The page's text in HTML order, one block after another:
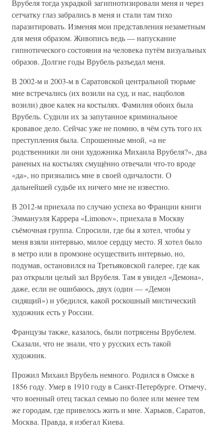
Врубеля тогда украдкой загипнотизировали меня и через
сетчатку глаз забрались в меня и стали там тихо
паразитировать. Изменяя мои представления незаметным
для меня образом. Живопись ведь — напускание
гипнотического состояния на человека путём визуальных
образов. Долгие годы Врубель разъедал меня.
В 2002-м и 2003-м в Саратовской центральной тюрьме
мне встречались (их возили на суд, и нас, нацболов
возили) двое калек на костылях. Фамилия обоих была
Врубель. Судили их за запутанное криминальное
кровавое дело. Сейчас уже не помню, в чём суть того их
преступления была. Спрошенные мной, «а не
родственники ли они художника Михаила Врубеля?», два
раненых на костылях смущённо отвечали что-то вроде
«да», но признались мне в своей одичалости. О
дальнейшей судьбе их ничего мне не известно.
В 2012-м приехала по случаю успеха во Франции книги
Эммануэля Каррера «Limonov», приехала в Москву
съёмочная группа. Спросили, где бы я хотел, чтобы у
меня взяли интервью, милое сердцу место. Я хотел было
в метро или в промзоне осуществить интервью, но,
подумав, остановился на Третьяковской галерее, где как
раз открыли целый зал Врубеля. Там я увидел «Демона»,
даже, если не ошибаюсь, двух (один — «Демон
сидящий») и убедился, какой роскошный мистический
художник есть у России.
Французы также, казалось, были потрясены Врубелем.
Сказали, что не знали, что у русских есть такой
художник.
Прожил Михаил Врубель немного. Родился в Омске в
1856 году. Умер в 1910 году в Санкт-Петербурге. Отмечу,
что военный отец таскал семью по более или менее тем
же городам, где привелось жить и мне. Харьков, Саратов,
Москва. Правда, я избегал Киева.